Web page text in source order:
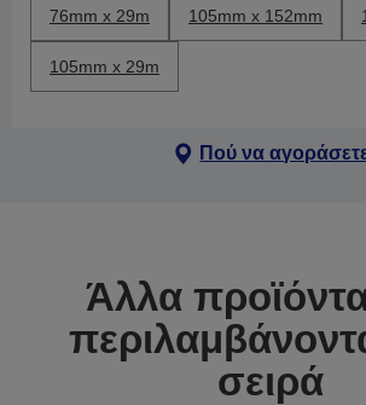
76mm x 29m 105mm x 152mm
105mm x 29m
Πού να
Άλλα
σειρά